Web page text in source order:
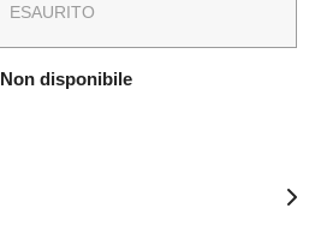
ESAURITO
Non disponibile